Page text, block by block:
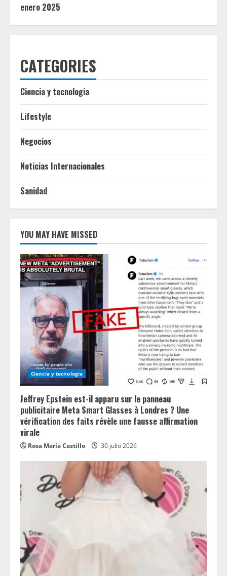
enero 2025
CATEGORIES
Ciencia y tecnologia
Lifestyle
Negocios
Noticias Internacionales
Sanidad
YOU MAY HAVE MISSED
Ciencia y tecnologia
Jeffrey Epstein est-il apparu sur le panneau
publicitaire Meta Smart Glasses à Londres ? Une
vérification des faits révèle une fausse affirmation
virale
Rosa María Castillo 30 julio 2026